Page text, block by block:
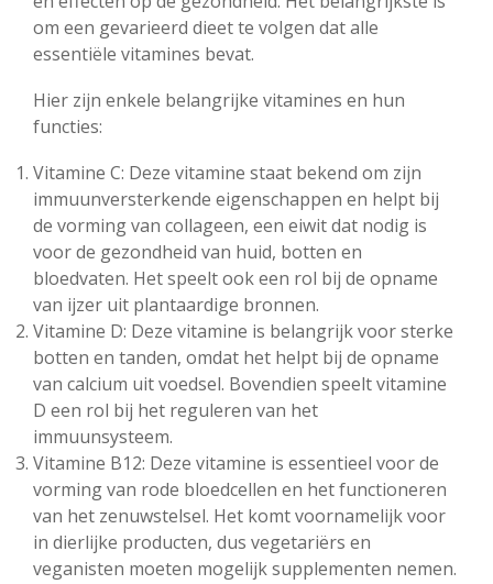
om een gevarieerd dieet te volgen dat alle
essentiële vitamines bevat.
Hier zijn enkele belangrijke vitamines en hun
functies:
Vitamine C: Deze vitamine staat bekend om zijn
immuunversterkende eigenschappen en helpt bij
de vorming van collageen, een eiwit dat nodig is
voor de gezondheid van huid, botten en
bloedvaten. Het speelt ook een rol bij de opname
van ijzer uit plantaardige bronnen.
Vitamine D: Deze vitamine is belangrijk voor sterke
botten en tanden, omdat het helpt bij de opname
van calcium uit voedsel. Bovendien speelt vitamine
D een rol bij het reguleren van het
immuunsysteem.
Vitamine B12: Deze vitamine is essentieel voor de
vorming van rode bloedcellen en het functioneren
van het zenuwstelsel. Het komt voornamelijk voor
in dierlijke producten, dus vegetariërs en
veganisten moeten mogelijk supplementen nemen.